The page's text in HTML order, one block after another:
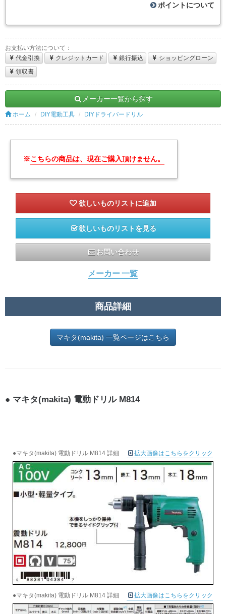
ポイントについて
お支払い方法について：
代金引換
クレジットカード 銀行振込
ショッピングローン
領収書
メーカー一覧から探す
ホーム DIY電動工具 DIYドライバードリル
※こちらの商品は、現在ご購入頂けません。
欲しいものリストを見る
お問い合わせ
メーカー 一覧
商品詳細
マキタ(makita) 一覧ページはこちら
マキタ(makita) 電動ドリル M814
●マキタ(makita) 電動ドリル M814 詳細 拡大画像はこちらをクリック
●マキタ(makita) 電動ドリル M814 詳細 拡大画像はこちらをクリック